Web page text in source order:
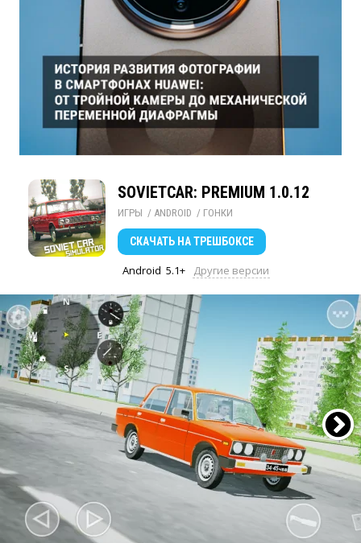
SOVIETCAR: PREMIUM 1.0.12
ИГРЫ / ANDROID / ГОНКИ
СКАЧАТЬ НА ТРЕШБОКСЕ
Android 5.1+ Другие версии